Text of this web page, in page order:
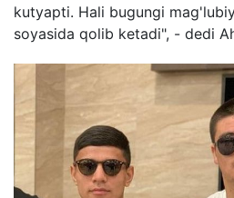
kutyapti. Hali bugungi
soyasida qolib ketadi", - dedi